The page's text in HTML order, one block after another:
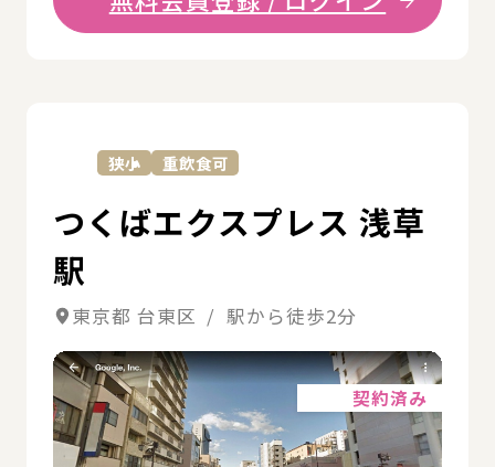
狭小 重飲食可
つくばエクスプレス 浅草
駅
東京都 台東区 / 駅から徒歩2分
契約済み